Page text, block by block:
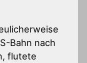
Bahn nach
flutete